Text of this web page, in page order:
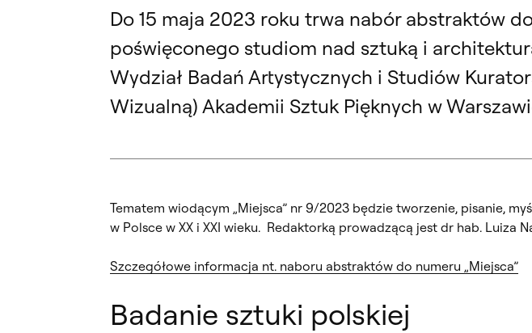
Do 15 maja 2023 roku trwa nabór abstraktów
poświęconego studiom nad sztuką i
Wydział Badań Artystycznych i Studiów
Wizualną) Akademii Sztuk Pięknych w
Tematem wiodącym „Miejsca” nr 9/2023 będzie tworzenie, pisanie,
w Polsce w XX i XXI wieku. Redaktorką prowadzącą jest dr hab. Luiza
Szczegółowe informacja nt. naboru abstraktów do numeru „Miejsca”
Badanie sztuki polskiej